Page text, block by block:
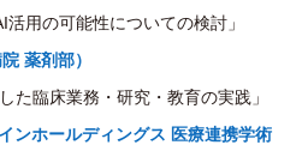
活用の可能性についての検討」
薬剤部）
た臨床業務・研究・教育の実践」
ンホールディングス 医療連携学術